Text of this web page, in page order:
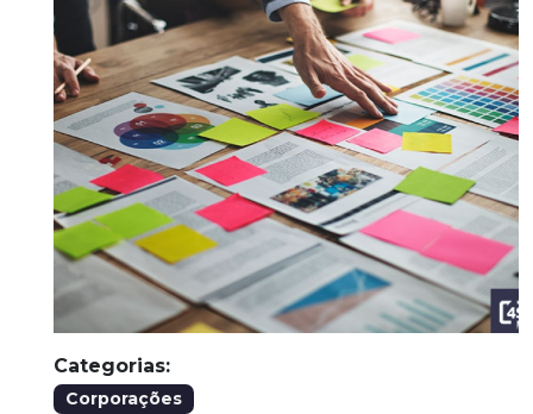
Categorias:
Corporações